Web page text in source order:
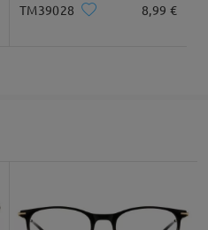
TM39028 8,99 €